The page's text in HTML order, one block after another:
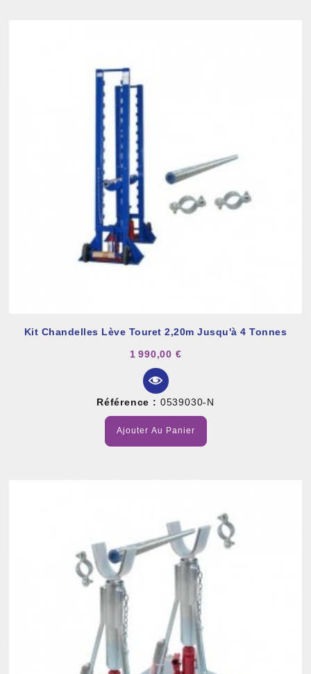
Kit Chandelles Lève Touret 2,20m Jusqu'à 4 Tonnes
1 990,00 €
Référence : 0539030-N
Ajouter Au Panier